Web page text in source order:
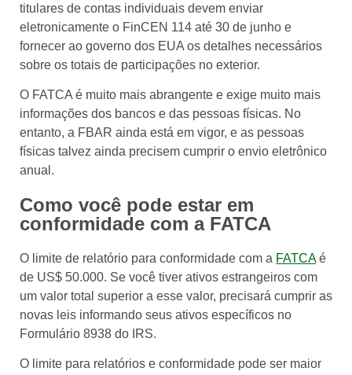
titulares de contas individuais devem enviar
eletronicamente o FinCEN 114 até 30 de junho e
fornecer ao governo dos EUA os detalhes necessários
sobre os totais de participações no exterior.
O FATCA é muito mais abrangente e exige muito mais
informações dos bancos e das pessoas físicas. No
entanto, a FBAR ainda está em vigor, e as pessoas
físicas talvez ainda precisem cumprir o envio eletrônico
anual.
Como você pode estar em
conformidade com a FATCA
O limite de relatório para conformidade com a FATCAé
de US$ 50.000. Se você tiver ativos estrangeiros com
um valor total superior a esse valor, precisará cumprir as
novas leis informando seus ativos específicos no
Formulário 8938 do IRS.
O limite para relatórios e conformidade pode ser maior